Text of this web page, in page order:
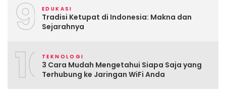
9 EDUKASI
Tradisi Ketupat di Indonesia: Makna dan
Sejarahnya
10TEKNOLOGI
3 Cara Mudah Mengetahui Siapa Saja yang
Terhubung ke Jaringan WiFi Anda